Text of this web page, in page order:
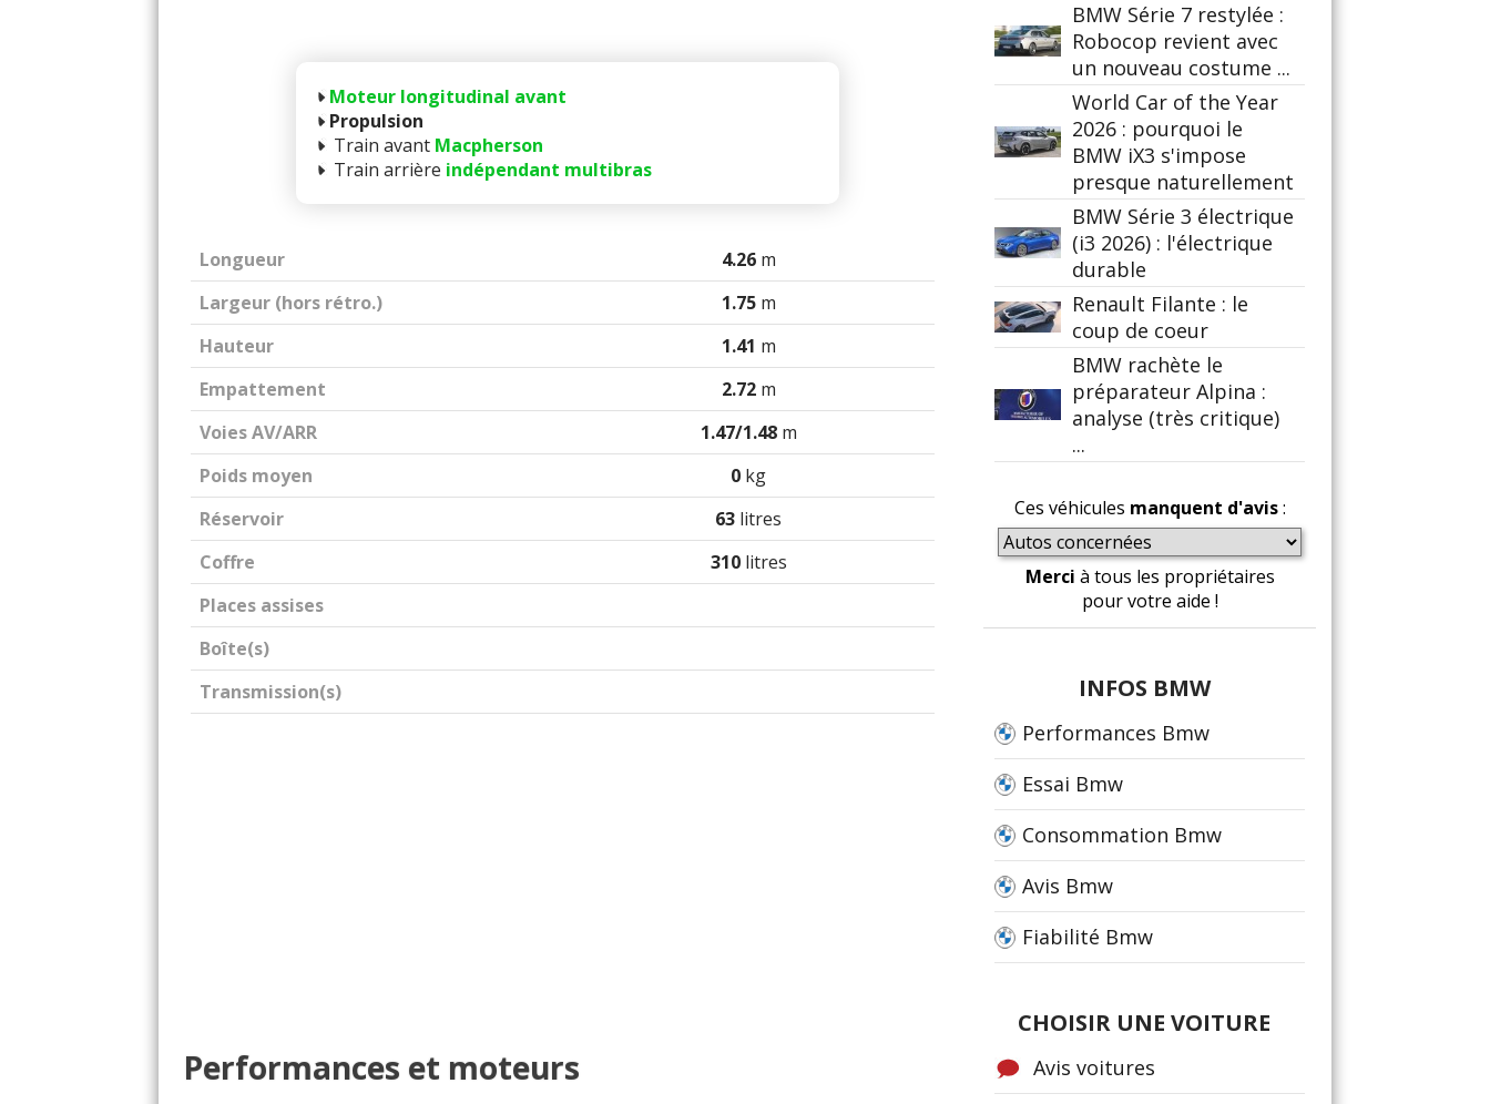
Moteur longitudinal avant
Propulsion
Train avant Macpherson
Train arrière indépendant multibras
Longueur 4.26m
Largeur (hors rétro.)
1.75m
Hauteur
1.41 m
Empattement
2.72m
Voies AV/ARR
1.47/1.48m
Poids moyen
0 kg
Réservoir
63 litres
Coffre
310litres
Places assises
Boîte(s)
Transmission(s)
Performances et moteurs
BMW Série 7 restylée :
Robocop revient avec
un nouveau costume ...
World Car of the Year
2026 : pourquoi le
BMW iX3 s'impose
presque naturellement
BMW Série 3 électrique
(i3 2026) : l'électrique
durable
Renault Filante : le
coup de coeur
BMW rachète le
préparateur Alpina :
analyse (très critique)
...
Ces véhicules manquent d'avis:
Merci à tous les propriétaires
pour votre aide !
INFOS BMW
Performances Bmw
Essai Bmw
Consommation Bmw
Avis Bmw
Fiabilité Bmw
CHOISIR UNE VOITURE
Avis voitures